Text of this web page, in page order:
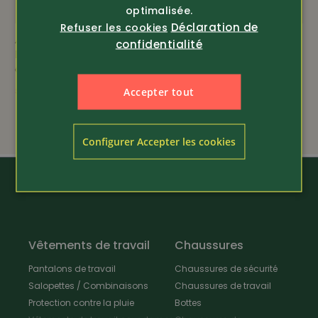
amfori hydrofuge
Article 14172
Gilet Tiveden (9288)
Article 372624
PSS
Gilet de chasse en
loden X-Treme
189.-
Vêtements de travail
Pantalons de travail
Salopettes / Combinaisons
Protection contre la pluie
Chaussures
Chaussures de sécurité
Chaussures de travail
Bottes
optimalisée.
Refuser les cookies Déclaration de
confidentialité
Accepter tout
Configurer Accepter les cookies